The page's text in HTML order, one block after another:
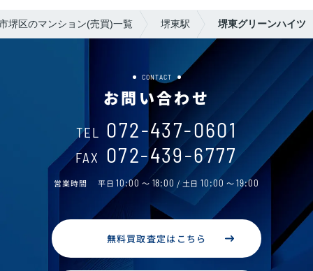
堺区のマンション(売買)一覧 堺東駅 堺東グリーンハイツ
CONTACT
お問い合わせ
TEL 072-437-0601
FAX 072-439-6777
営業時間 平日10:00 ～ 18:00 / 土日10:00 ～19:00
無料買取査定はこちら